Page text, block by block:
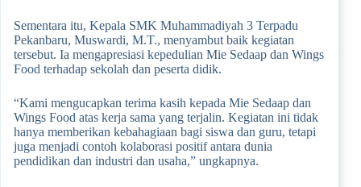
Sementara itu, Kepala SMK Muhammadiyah 3 Terpadu
Pekanbaru, Muswardi, M.T., menyambut baik kegiatan
tersebut. Ia mengapresiasi kepedulian Mie Sedaap dan Wings
Food terhadap sekolah dan peserta didik.
“Kami mengucapkan terima kasih kepada Mie Sedaap dan
Wings Food atas kerja sama yang terjalin. Kegiatan ini tidak
hanya memberikan kebahagiaan bagi siswa dan guru, tetapi
juga menjadi contoh kolaborasi positif antara dunia
pendidikan dan industri dan usaha,” ungkapnya.